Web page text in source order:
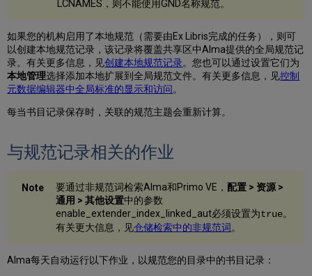
录
书
目
记
录
中
查
看
接
名
主
题
使
用
使
LCNAMES，则不能使用GND名称规范。
如果您的机构启用了本地规范（需要由Ex Libris完成的任务），则可
以创建本地规范记录，该记录将覆盖共享区中Alma提供的全局规范记
录。有关更多信息，见创建本地规范记录。您也可以通过设置它们为
本地管理选择添加本地扩展到全局规范文件。有关更多信息，见控制
元数据编辑器中全局标准的显示和访问。
每当书目记录保存时，关联的规范主题会重新计算。
与规范记录相关的作业
要通过非规范词检索Alma和Primo VE，配置 > 资源 >
通用 > 其他设置中的参数
enable_extender_index_linked_aut必须设置为true。
有关更大信息，见仓储检索中的非规范词。
Alma每天自动运行以下作业，以规范您的目录中的书目记录：